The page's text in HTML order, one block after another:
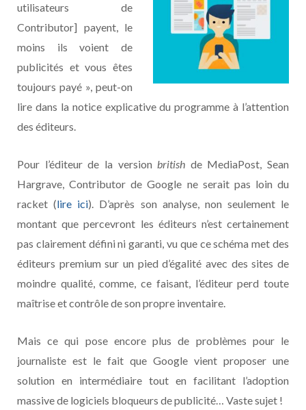
utilisateurs de
Contributor] payent, le
moins ils voient de
publicités et vous êtes
toujours payé », peut-on
lire dans la notice explicative du programme à l’attention
des éditeurs.
Pour l’éditeur de la versionbritish de MediaPost, Sean
Hargrave, Contributor de Google ne serait pas loin du
racket (lire ici). D’après son analyse, non seulement le
montant que percevront les éditeurs n’est certainement
pas clairement défini ni garanti, vu que ce schéma met des
éditeurs premium sur un pied d’égalité avec des sites de
moindre qualité, comme, ce faisant, l’éditeur perd toute
maîtrise et contrôle de son propre inventaire.
Mais ce qui pose encore plus de problèmes pour le
journaliste est le fait que Google vient proposer une
solution en intermédiaire tout en facilitant l’adoption
massive de logiciels bloqueurs de publicité… Vaste sujet !